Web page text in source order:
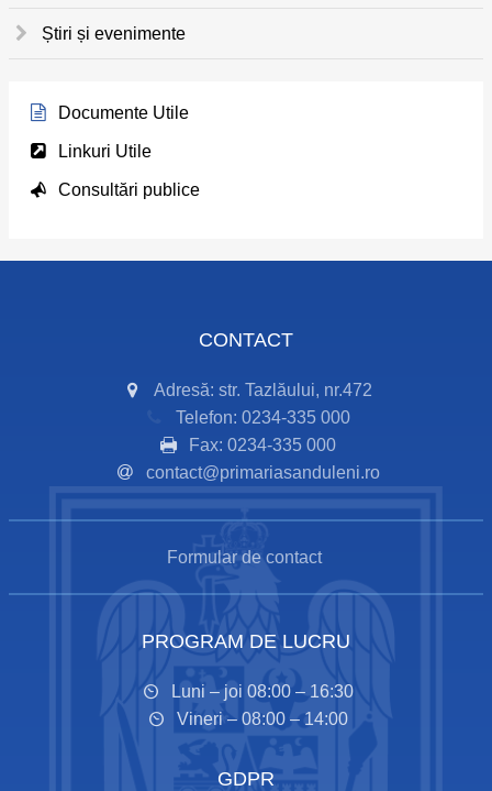
Știri și evenimente
Documente Utile
Linkuri Utile
Consultări publice
CONTACT
Adresă: str. Tazlăului, nr.472
Telefon: 0234-335 000
Fax: 0234-335 000
contact@primariasanduleni.ro
Formular de contact
PROGRAM DE LUCRU
Luni – joi 08:00 – 16:30
Vineri – 08:00 – 14:00
GDPR